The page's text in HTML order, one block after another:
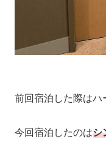
前回宿泊した際はハ
今回宿泊したのはシ